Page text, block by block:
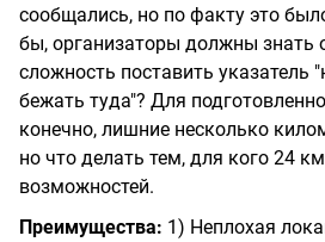
сообщались, но по факту это
бы, организаторы должны знать
сложность поставить указатель
бежать туда"? Для
конечно, лишние несколько
но что делать тем, для кого 24
возможностей.
Преимущества: 1) Неплохая